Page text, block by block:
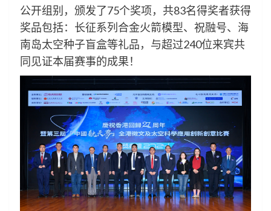
公开组别，颁发了75个奖项，共83名得奖者获得
奖品包括：长征系列合金火箭模型、祝融号、海
南岛太空种子盲盒等礼品，与超过240位来宾共
同见证本届赛事的成果！